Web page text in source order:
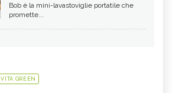
Bob è la mini-lavastoviglie portatile che
promette...
VITA GREEN